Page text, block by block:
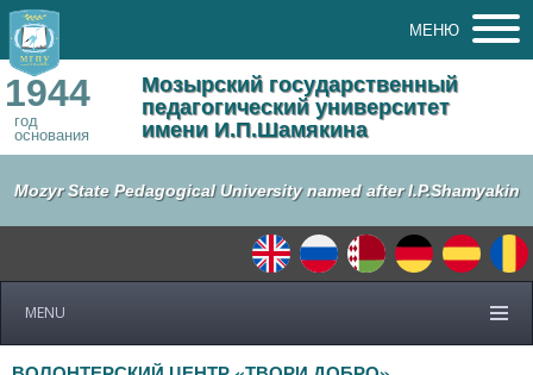
МЕНЮ
1944
год
основания
Мозырский государственный
педагогический университет
имени И.П.Шамякина
Mozyr State Pedagogical University named after I.P.Shamyakin
MENU